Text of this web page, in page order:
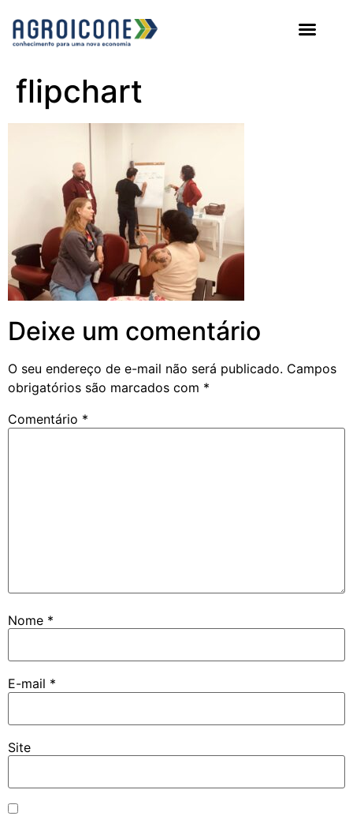
flipchart
Deixe um comentário
O seu endereço de e-mail não será publicado. Campos
obrigatórios são marcados com *
Comentário *
Nome *
E-mail *
Site